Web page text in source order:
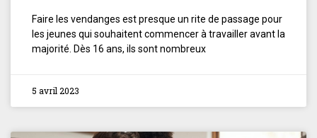
Faire les vendanges est presque un rite de passage pour
les jeunes qui souhaitent commencer à travailler avant la
majorité. Dès 16 ans, ils sont nombreux
5 avril 2023